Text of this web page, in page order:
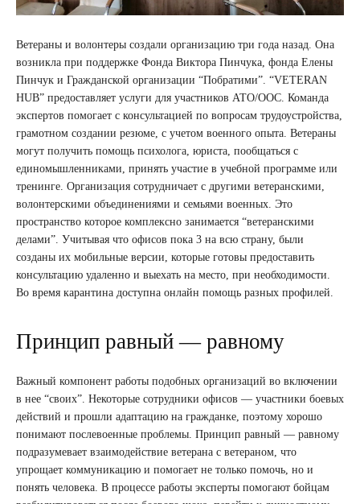
Ветераны и волонтеры создали организацию три года назад. Она
возникла при поддержке Фонда Виктора Пинчука, фонда Елены
Пинчук и Гражданской организации “Побратими”. “VETERAN
HUB” предоставляет услуги для участников АТО/ООС. Команда
экспертов помогает с консультацией по вопросам трудоустройства,
грамотном создании резюме, с учетом военного опыта. Ветераны
могут получить помощь психолога, юриста, пообщаться с
единомышленниками, принять участие в учебной программе или
тренинге. Организация сотрудничает с другими ветеранскими,
волонтерскими объединениями и семьями военных. Это
пространство которое комплексно занимается “ветеранскими
делами”. Учитывая что офисов пока 3 на всю страну, были
созданы их мобильные версии, которые готовы предоставить
консультацию удаленно и выехать на место, при необходимости.
Во время карантина доступна онлайн помощь разных профилей.
Принцип равный — равному
Важный компонент работы подобных организаций во включении
в нее “своих”. Некоторые сотрудники офисов — участники боевых
действий и прошли адаптацию на гражданке, поэтому хорошо
понимают послевоенные проблемы. Принцип равный — равному
подразумевает взаимодействие ветерана с ветераном, что
упрощает коммуникацию и помогает не только помочь, но и
понять человека. В процессе работы эксперты помогают бойцам